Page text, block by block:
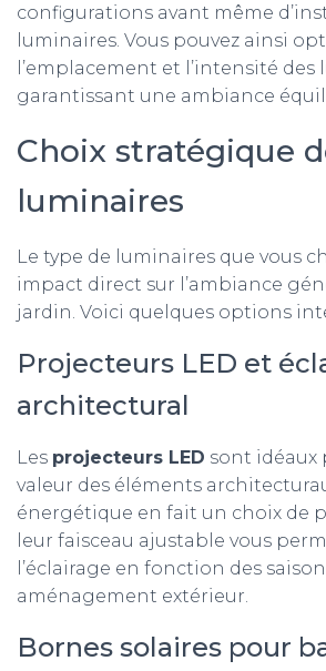
configurations avant même
luminaires. Vous pouvez ainsi
l’emplacement et l’intensité des
garantissant une ambiance
Choix stratégique
luminaires
Le type de luminaires que vous
impact direct sur l’ambiance
jardin. Voici quelques options
Projecteurs LED et
architectural
Les projecteurs LED sont idéaux
valeur des éléments
énergétique en fait un choix de
leur faisceau ajustable vous
l’éclairage en fonction des
aménagement extérieur.
Bornes solaires pour